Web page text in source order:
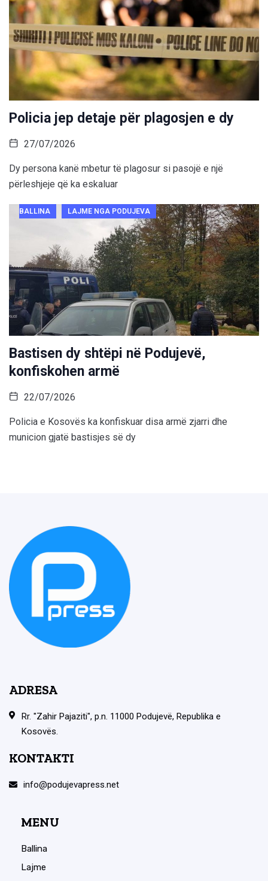
Policia jep detaje për plagosjen e dy
27/07/2026
Dy persona kanë mbetur të plagosur si pasojë e një
përleshjeje që ka eskaluar
BALLINA LAJME NGA PODUJEVA
Bastisen dy shtëpi në Podujevë,
konfiskohen armë
22/07/2026
Policia e Kosovës ka konfiskuar disa armë zjarri dhe
municion gjatë bastisjes së dy
ADRESA
Rr. "Zahir Pajaziti", p.n. 11000 Podujevë, Republika e
Kosovës.
KONTAKTI
info@podujevapress.net
MENU
Ballina
Lajme